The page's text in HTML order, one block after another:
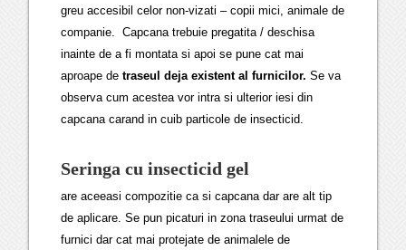
greu accesibil celor non-vizati – copii mici, animale de
companie. Capcana trebuie pregatita / deschisa
inainte de a fi montata si apoi se pune cat mai
aproape detraseul deja existent al furnicilor. Se va
observa cum acestea vor intra si ulterior iesi din
capcana carand in cuib particole de insecticid.
Seringa cu insecticid gel
are aceeasi compozitie ca si capcana dar are alt tip
de aplicare. Se pun picaturi in zona traseului urmat de
furnici dar cat mai protejate de animalele de